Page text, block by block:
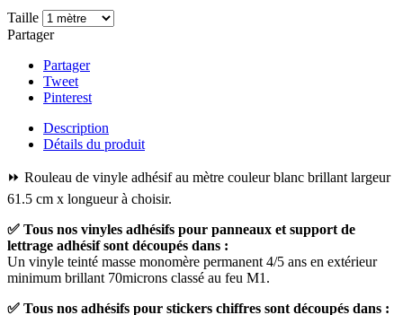
Taille
Partager
Partager
Tweet
Pinterest
Description
Détails du produit
⏩ Rouleau de vinyle adhésif au mètre couleur blanc brillant largeur
61.5 cm x longueur à choisir.
✅ Tous nos vinyles adhésifs pour panneaux et support de
lettrage adhésif sont découpés dans :
Un vinyle teinté masse monomère permanent 4/5 ans en extérieur
minimum brillant 70microns classé au feu M1.
✅ Tous nos adhésifs pour stickers chiffres sont découpés dans :